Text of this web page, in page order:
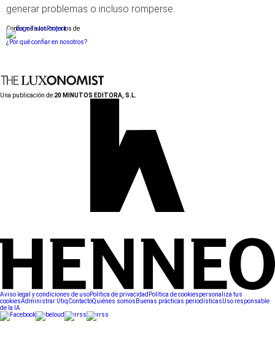
generar problemas o incluso romperse.
Conforme a los criterios de
¿Por qué confiar en nosotros?
Una publicación de:20 MINUTOS EDITORA, S.L.
Aviso legal y condiciones de usoPolítica de privacidad Política de cookiespersonaliza tus
cookiesAdministrar UtiqContactoQuiénes somos Buenas prácticas periodísticasUso responsable
de la IA